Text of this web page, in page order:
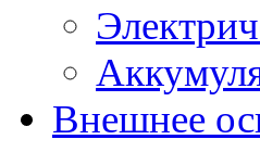
Внешнее